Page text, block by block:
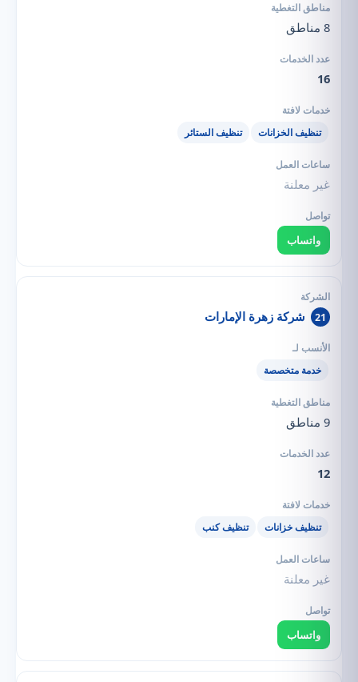
8 مناطق
16
تنظيف الخزانات تنظيف الستائر
غير معلنة
واتساب
21 شركة زهرة الإمارات
خدمة متخصصة
9 مناطق
12
تنظيف خزانات تنظيف كنب
غير معلنة
واتساب